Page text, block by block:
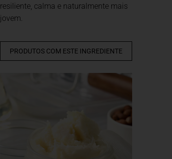
resiliente, calma e naturalmente mais
jovem.
PRODUTOS COM ESTE INGREDIENTE